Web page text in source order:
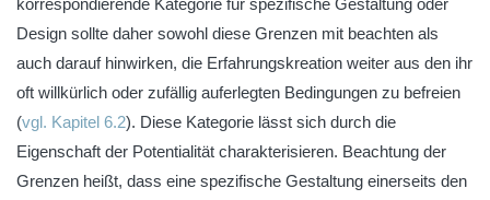
korrespondierende Kategorie für spezifische Gestaltung oder
Design sollte daher sowohl diese Grenzen mit beachten als
auch darauf hinwirken, die Erfahrungskreation weiter aus den ihr
oft willkürlich oder zufällig auferlegten Bedingungen zu befreien
(vgl. Kapitel 6.2). Diese Kategorie lässt sich durch die
Eigenschaft der Potentialität charakterisieren. Beachtung der
Grenzen heißt, dass eine spezifische Gestaltung einerseits den